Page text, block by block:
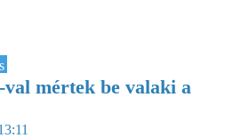
mértek be valaki a